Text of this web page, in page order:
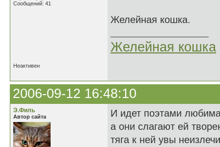
Сообщений: 41
Желейная кошка.
Желейная кошка
Неактивен
2006-09-12 16:48:10
Э.Филь
Автор сайта
И идет поэтами
а они слагают ей
тяга к ней увы